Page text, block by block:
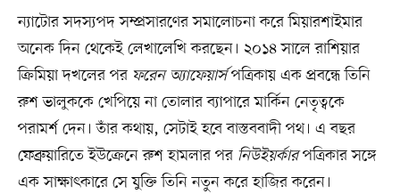
ন্যাটোর সদস্যপদ সম্প্রসারণের সমালোচনা করে মিয়ারশাইমার
অনেক দিন থেকেই লেখালেখি করছেন। ২০১৪ সালে রাশিয়ার
ক্রিমিয়া দখলের পর ফরেন অ্যাফেয়ার্সপত্রিকায় এক প্রবন্ধে তিনি
রুশ ভালুককে খেপিয়ে না তোলার ব্যাপারে মার্কিন নেতৃত্বকে
পরামর্শ দেন। তাঁর কথায়, সেটাই হবে বাস্তববাদী পথ। এ বছর
ফেব্রুয়ারিতে ইউক্রেনে রুশ হামলার পর নিউইয়র্কারপত্রিকার সঙ্গে
এক সাক্ষাৎকারে সে যুক্তি তিনি নতুন করে হাজির করেন।